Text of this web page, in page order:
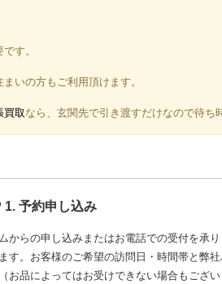
す。
いの方もご利用頂けます。
買取なら、玄関先で引き渡すだけなので待ち
1. 予約申し込み
からの申し込みまたはお電話での受付を承
す。お客様のご希望の訪問日・時間帯と弊
お品によってはお受けできない場合もござい